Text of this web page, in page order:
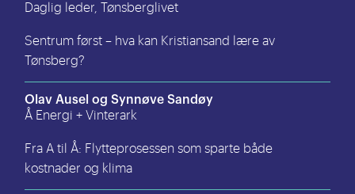
Daglig leder, Tønsberglivet
Sentrum først – hva kan Kristiansand lære av
Tønsberg?
Olav Ausel og Synnøve Sandøy
Å Energi + Vinterark
Fra A til Å: Flytteprosessen som sparte både
kostnader og klima